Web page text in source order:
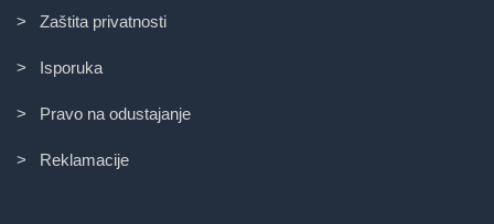
> Zaštita privatnosti
> Isporuka
> Pravo na odustajanje
> Reklamacije